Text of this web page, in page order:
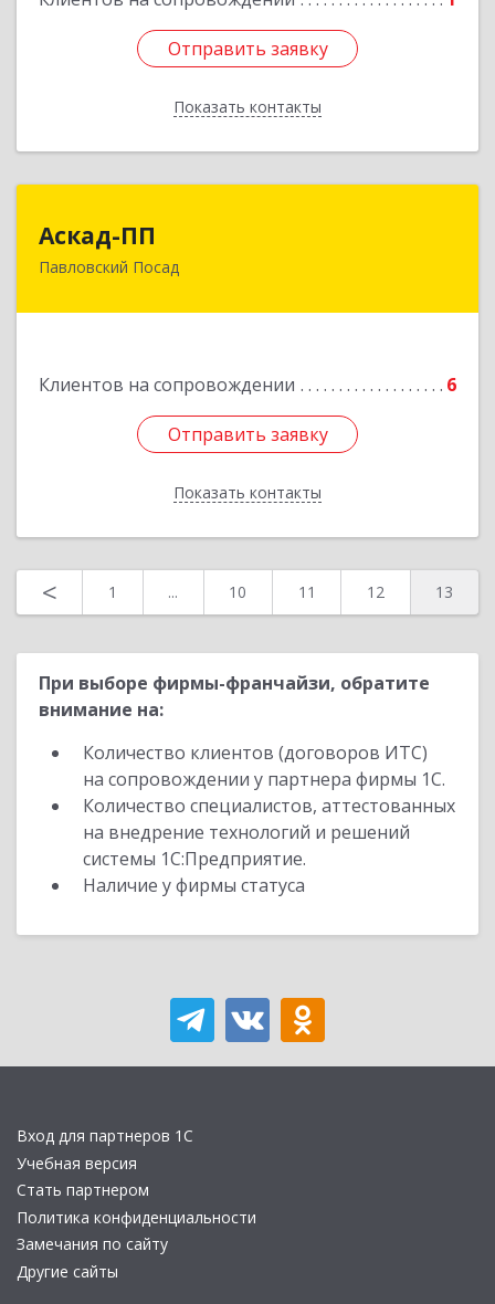
Отправить заявку
Показать контакты
Отправить заявку
Назад
Аскад-ПП
Павловский Посад
Клиентов на сопровождении 6
Отправить заявку
Показать контакты
142500, Московская обл, Павловский Посад г,
Отправить заявку
Назад
< 1 ... 10 11 12 13
При выборе фирмы-франчайзи, обратите
внимание на:
Количество клиентов (договоров ИТС)
на сопровождении у партнера фирмы 1С.
Количество специалистов, аттестованных
на внедрение технологий и решений
системы 1С:Предприятие.
Наличие у фирмы статуса
Вход для партнеров 1С
Учебная версия
Стать партнером
Политика конфиденциальности
Замечания по сайту
Другие сайты